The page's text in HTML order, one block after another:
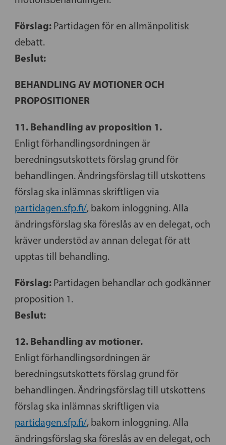
Förslag:Partidagen för en allmänpolitisk
debatt.
Beslut:
BEHANDLING AV MOTIONER OCH
PROPOSITIONER
11. Behandling av proposition 1.
Enligt förhandlingsordningen är
beredningsutskottets förslag grund för
behandlingen. Ändringsförslag till utskottens
förslag ska inlämnas skriftligen via
partidagen.sfp.fi/, bakom inloggning. Alla
ändringsförslag ska föreslås av en delegat, och
kräver understöd av annan delegat för att
upptas till behandling.
Förslag:Partidagen behandlar och godkänner
proposition 1.
Beslut:
12. Behandling av motioner.
Enligt förhandlingsordningen är
beredningsutskottets förslag grund för
behandlingen. Ändringsförslag till utskottens
förslag ska inlämnas skriftligen via
partidagen.sfp.fi/, bakom inloggning. Alla
ändringsförslag ska föreslås av en delegat, och